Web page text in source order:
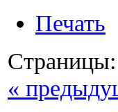
Печать
«